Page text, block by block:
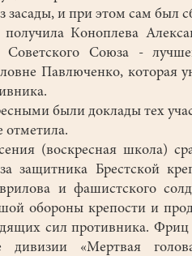
засады, и при этом сам был
Коноплева
Советского Союза -
Павлюченко, которая
были доклады тех
(воскресная школа)
защитника Брестской
и фашистского
обороны крепости и
сил противника. Фриц
дивизии «Мертвая